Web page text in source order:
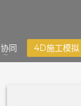
Payment &
协同 4D施工模拟